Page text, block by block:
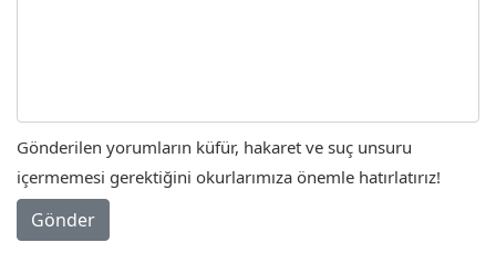
Gönderilen yorumların küfür, hakaret ve suç unsuru
içermemesi gerektiğini okurlarımıza önemle hatırlatırız!
Gönder